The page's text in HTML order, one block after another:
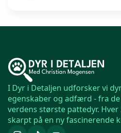
I Dyr i Detaljen udforsker vi
egenskaber og adfærd - fra
verdens største pattedyr.
skarpt på en ny fascinerende